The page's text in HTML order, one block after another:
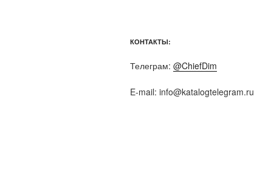
КОНТАКТЫ:
Телеграм: @ChiefDim
E-mail: info@katalogtelegram.ru